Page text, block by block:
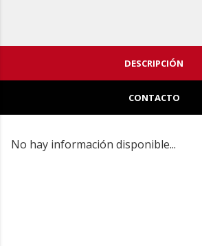
DESCRIPCIÓN
CONTACTO
No hay información disponible...